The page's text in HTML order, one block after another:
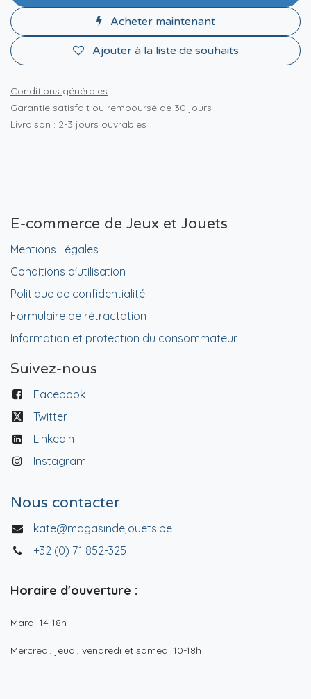
Acheter maintenant
Ajouter à la liste de souhaits
Conditions générales
Garantie satisfait ou remboursé de 30 jours
Livraison : 2-3 jours ouvrables
E-commerce de Jeux et Jouets
Mentions Légales
Conditions d'utilisation
Politique de confidentialité
Formulaire de rétractation
Information et protection du consommateur
Suivez-nous
Facebook
Twitter
Linkedin
Instagram
Nous contacter
kate@magasindejouets.be
+32 (0) 71 852-325
Horaire d'ouverture :
Mardi 14-18h
Mercredi, jeudi, vendredi et samedi 10-18h